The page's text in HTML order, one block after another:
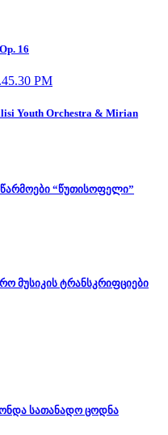
16
Youth Orchestra & Mirian
“წუთისოფელი”
მუსიკის ტრანსკრიფციები
სათანადო ცოდნა